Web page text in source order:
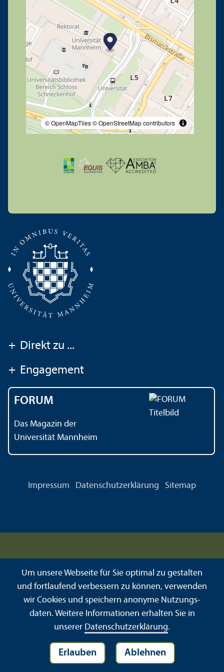
© OpenMapTiles© OpenStreetMap contributors
+ Direkt zu ...
+ Engagement
FORUM
Das Magazin der
Universität Mannheim
Impressum Datenschutz­erklärung Sitemap
Um unsere Webseite für Sie optimal zu gestalten
und fortlaufend verbessern zu können, verwenden
wir Cookies und speichern anonyme Nutzungs­
daten. Weitere Informationen erhalten Sie in
unserer Datenschutz­erklärung.
Erlauben Ablehnen